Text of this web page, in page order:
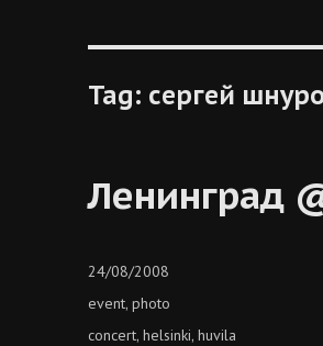
Tag: сергей
Ленинград
Posted
24/08/2008
Categories
event,photo
Tags
concert,helsinki,huvila